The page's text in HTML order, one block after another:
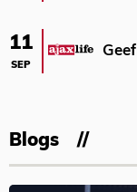
11
SEP
Blogs